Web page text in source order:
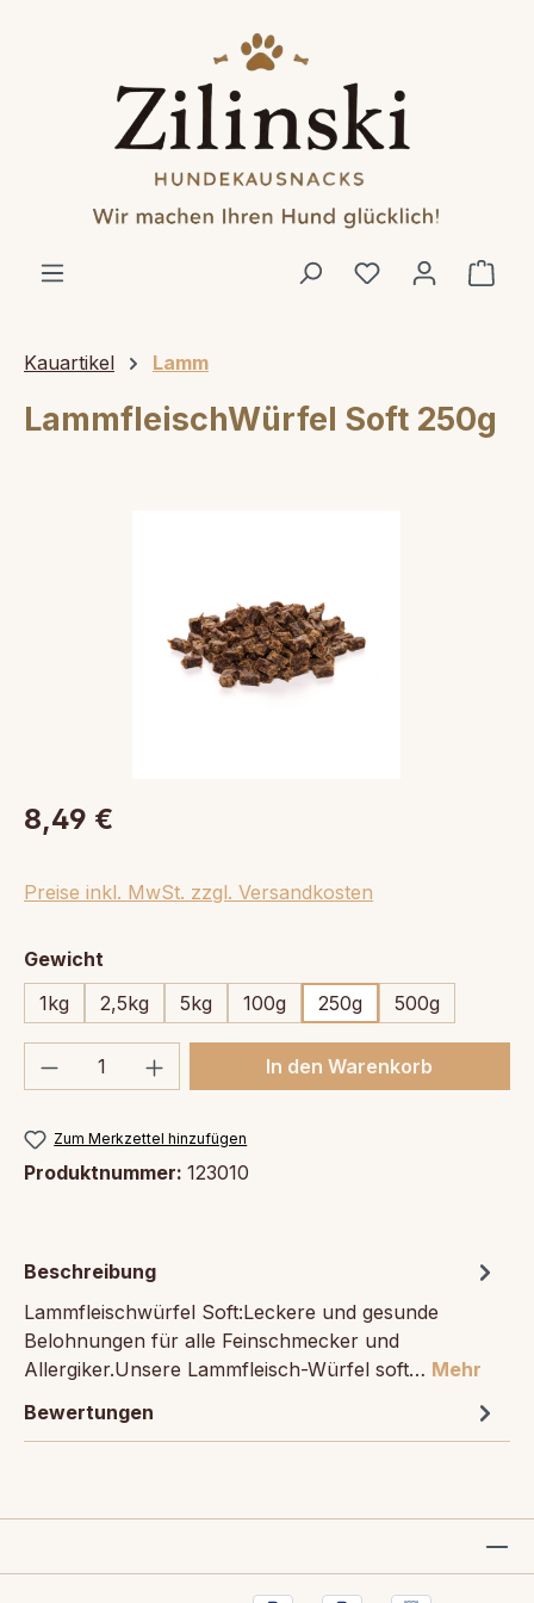
Kauartikel Lamm
LammfleischWürfel Soft 250g
8,49 €
Preise inkl. MwSt. zzgl. Versandkosten
Gewicht
1kg
2,5kg 5kg 100g 250g 500g
Produkt Anzahl: Gib denIn den Warenkorb
Zum Merkzettel hinzufügen
Produktnummer: 123010
Beschreibung
Lammfleischwürfel Soft:Leckere und gesunde
Belohnungen für alle Feinschmecker und
Allergiker.Unsere Lammfleisch-Würfel soft… Mehr
Bewertungen